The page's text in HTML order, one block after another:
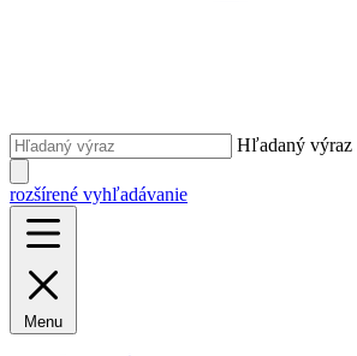
Hľadaný výraz
rozšírené vyhľadávanie
Menu